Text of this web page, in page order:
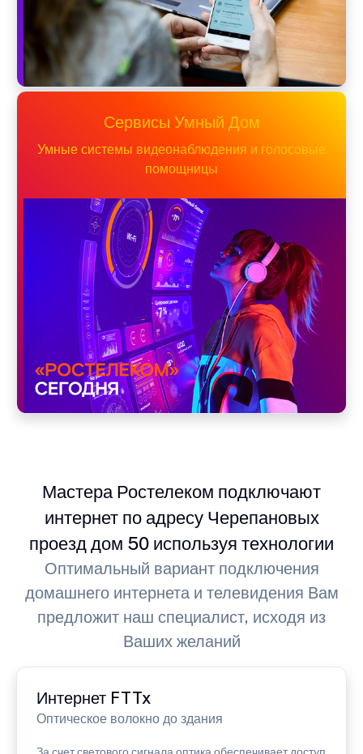
Сервисы Умный Дом
Умные системы видеонаблюдения и голосовые
помощницы
Мастера Ростелеком подключают
интернет по адресу Черепановых
проезд дом 50 используя технологии
Оптимальный вариант подключения
домашнего интернета и телевидения Вам
предложит наш специалист, исходя из
Ваших желаний
Интернет FTTx
Оптическое волокно до здания